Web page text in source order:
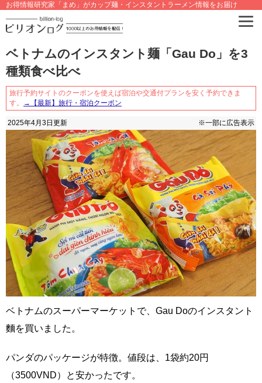
お得情報研究家「まめ」がカップ麺・インスタントラーメン情報をお届け
ベトナムのインスタント麺「Gau Do」を3
種類食べ比べ
旅行予約サイトのクーポンを使えば宿泊や交通付プランを安く予約できま
す。
→【最新】旅行・宿泊クーポン
2025年4月3日 更新 ※一部に広告表示
ベトナムのスーパーマーケットで、Gau Doのインスタント
麵を買いました。
パンダのパッケージが特徴。値段は、1袋約20円
（3500VND）と安かったです。